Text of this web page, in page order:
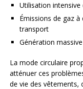
Utilisation
Émissions de gaz
transport
Génération
La mode circulaire
atténuer ces
de vie des vêtements,